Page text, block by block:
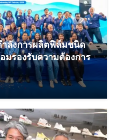
ำลังการผลิตฟิล์มชนิด
มรองรับความต้องการ